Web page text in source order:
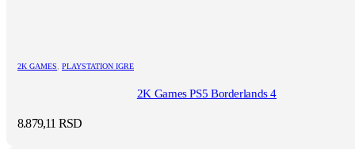
2K GAMES PLAYSTATION IGRE
2K Games PS5 Borderlands 4
8.879,11 RSD